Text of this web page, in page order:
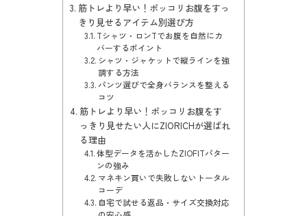
筋トレより早い！ポッコリお腹をすっ
きり見せるアイテム別選び方
Tシャツ・ロンTでお腹を自然にカ
バーするポイント
シャツ・ジャケットで縦ラインを強
調する方法
パンツ選びで全身バランスを整える
コツ
筋トレより早い！ポッコリお腹をす
っきり見せたい人にZIORICHが選ばれ
る理由
体型データを活かしたZIOFITパター
ンの強み
マネキン買いで失敗しないトータル
コーデ
自宅で試せる返品・サイズ交換対応